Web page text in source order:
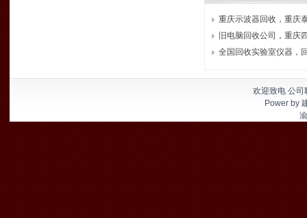
重庆示波器回收，重庆
旧电脑回收公司，重庆
全国回收实验室仪器，
欢迎致电 公
Power by